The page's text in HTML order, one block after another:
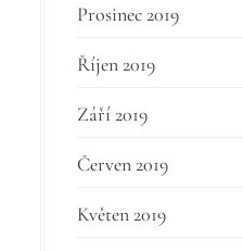
Prosinec 2019
Říjen 2019
Září 2019
Červen 2019
Květen 2019